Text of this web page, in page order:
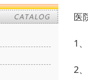
医
1
2